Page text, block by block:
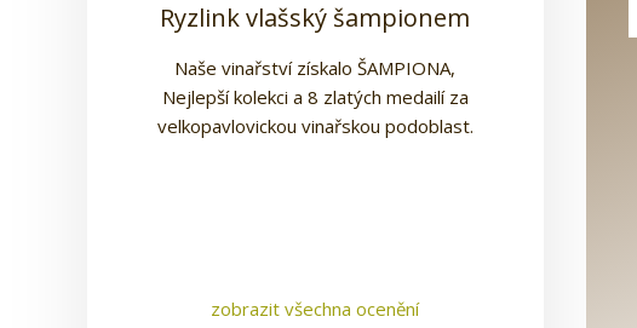
Ryzlink vlašský šampionem
Naše vinařství získalo ŠAMPIONA,
Nejlepší kolekci a 8 zlatých medailí za
velkopavlovickou vinařskou podoblast.
zobrazit všechna ocenění